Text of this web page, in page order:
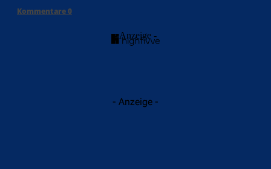
Kommentare0
- Anzeige -
- Anzeige -